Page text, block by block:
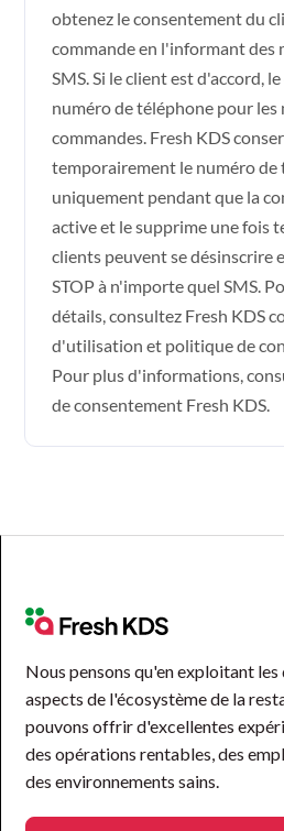
obtenez le consentement du
commande en l'informant des
SMS. Si le client est d'accord,
numéro de téléphone pour les
commandes. Fresh KDS
temporairement le numéro de
uniquement pendant que la
active et le supprime une fois
clients peuvent se désinscrire
STOP à n'importe quel SMS.
détails, consultez Fresh KDS
d'utilisation et politique de
Pour plus d'informations,
de consentement Fresh KDS
Nous pensons qu'en exploitant les
aspects de l'écosystème de la
pouvons offrir d'excellentes
des opérations rentables, des
des environnements sains.